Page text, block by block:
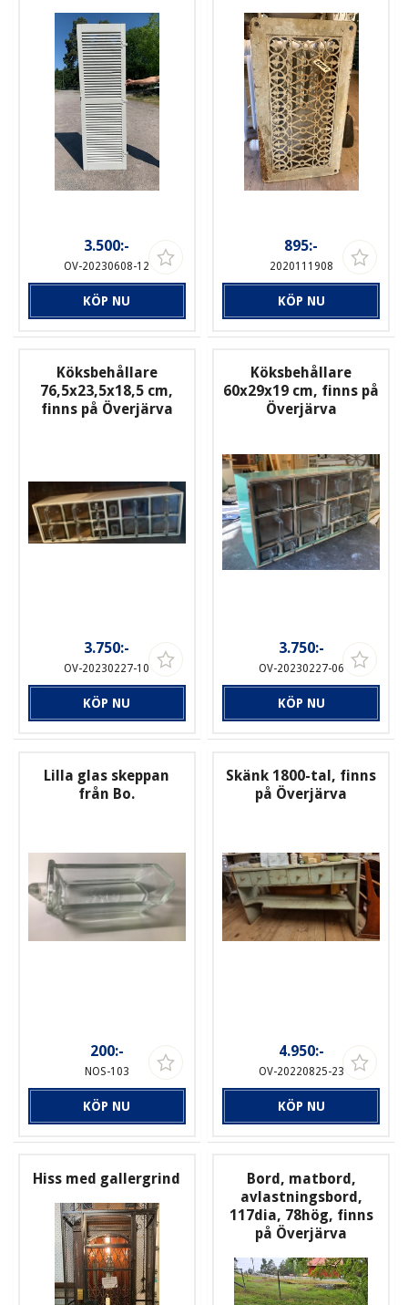
3.500:-
OV-20230608-12
KÖP NU
895:-
2020111908
KÖP NU
Köksbehållare
76,5x23,5x18,5 cm,
finns på Överjärva
3.750:-
OV-20230227-10
KÖP NU
Köksbehållare
60x29x19 cm, finns på
Överjärva
3.750:-
OV-20230227-06
KÖP NU
Lilla glas skeppan
från Bo.
200:-
NOS-103
KÖP NU
Skänk 1800-tal, finns
på Överjärva
4.950:-
OV-20220825-23
KÖP NU
Hiss med gallergrind
Bord, matbord,
avlastningsbord,
117dia, 78hög, finns
på Överjärva